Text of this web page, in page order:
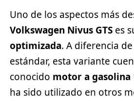
Uno de los aspectos más
Volkswagen Nivus GTS es
optimizada. A diferencia
estándar, esta variante
conocido motor a gasolina
ha sido utilizado en otros